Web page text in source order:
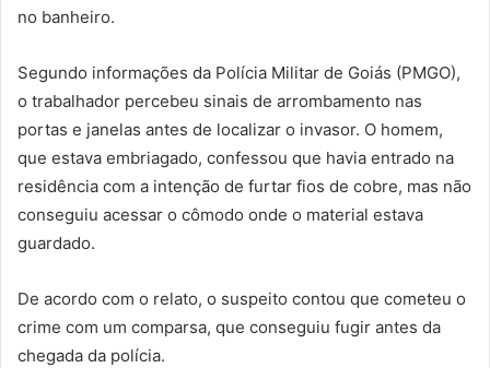
no banheiro.
Segundo informações da Polícia Militar de Goiás (PMGO),
o trabalhador percebeu sinais de arrombamento nas
portas e janelas antes de localizar o invasor. O homem,
que estava embriagado, confessou que havia entrado na
residência com a intenção de furtar fios de cobre, mas não
conseguiu acessar o cômodo onde o material estava
guardado.
De acordo com o relato, o suspeito contou que cometeu o
crime com um comparsa, que conseguiu fugir antes da
chegada da polícia.